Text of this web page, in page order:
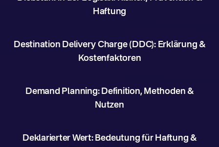
Haftung
Destination Delivery Charge (DDC): Erklärung &
Kostenfaktoren
Demand Planning: Definition, Methoden &
Nutzen
Deklarierter Wert: Bedeutung für Haftung &